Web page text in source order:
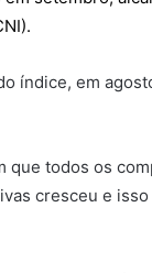
índice, em
que todos os
cresceu e